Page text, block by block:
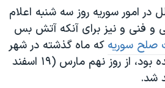
در امور سوریه روز سه شنبه اعلام
و فنی و نیز برای آنکه آتش بس
صلح سوریه که ماه گذشته در شهر
ژنو سوئیس متوقف شده بود، از روز نهم مارس (۱۹ اسفند
شد.